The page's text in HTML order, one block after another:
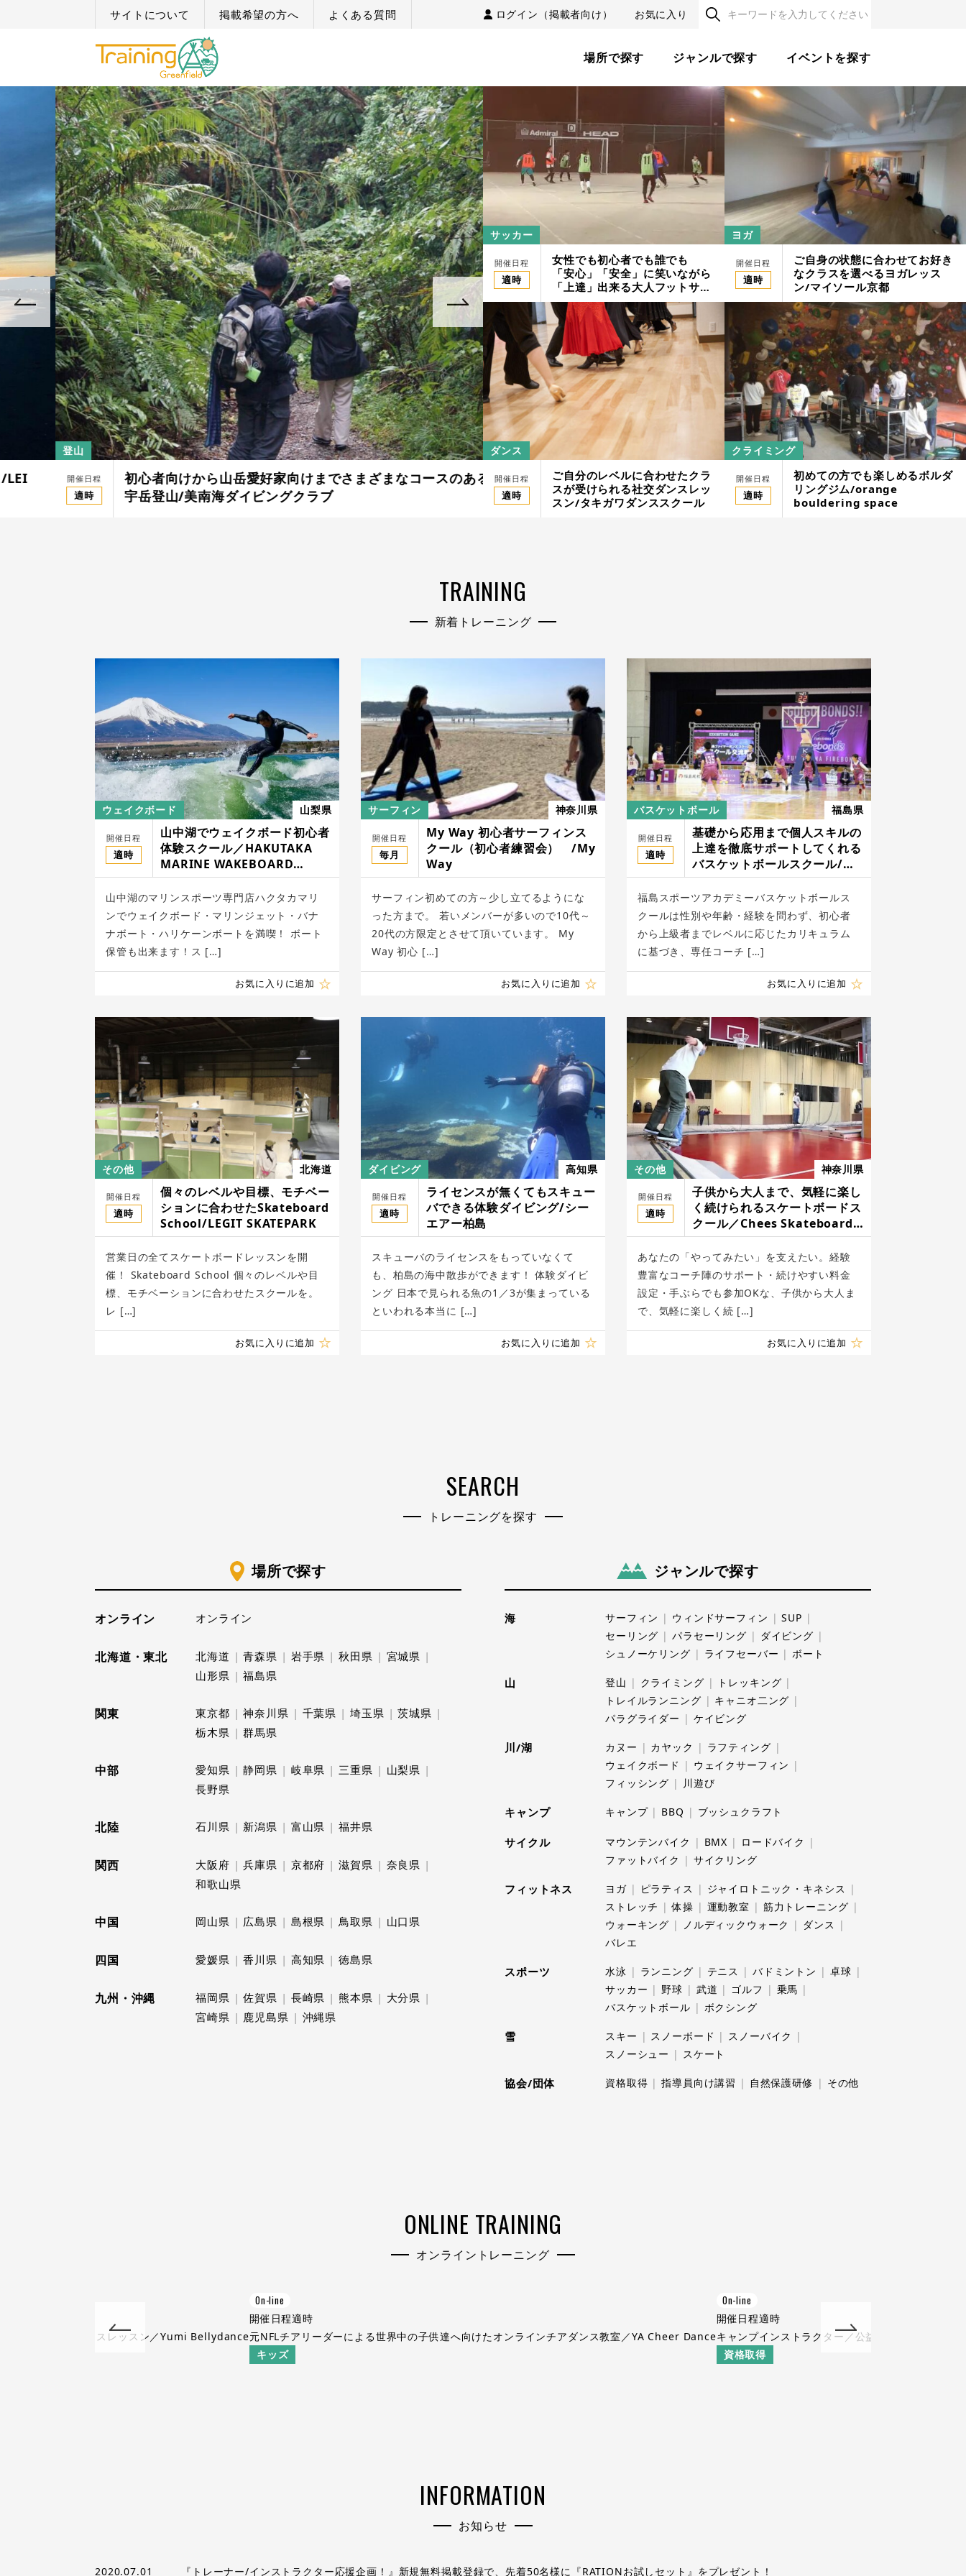
サイトについて 掲載希望の方へ よくある質問 ログイン（掲載者向け） お気に入り
場所で探す ジャンルで探す イベントを探す
開催日程
初心者向けから山岳愛好家向けまでさまざまなコースのある嘉津
宇岳登山/美南海ダイビングクラブ
ウェイクボード
開催日程
適時
山中湖でウェイクボード初心者体験スクール／HAKUTAKA
MARINE WAKEBOARD SCHOOL
サッカー
開催日程
適時
女性でも初心者でも誰でも
「安心」「安全」に笑いながら
「上達」出来る大人フットサル
スクール/スポーツフィールド
PACIFIC筑紫野
ヨガ
開催日程
適時
ご自身の状態に合わせてお好き
なクラスを選べるヨガレッス
ン/マイソール京都
ダンス
開催日程
適時
ご自分のレベルに合わせたクラ
スが受けられる社交ダンスレッ
スン/タキガワダンススクール
クライミング
開催日程
適時
初めての方でも楽しめるボルダ
リングジム/orange
bouldering space
TRAINING
新着トレーニング
ウェイクボード 山梨県
開催日程
適時
山中湖でウェイクボード初心者
体験スクール／HAKUTAKA
MARINE WAKEBOARD
SCHOOL
山中湖のマリンスポーツ専門店ハクタカマリ
ンでウェイクボード・マリンジェット・バナ
ナボート・ハリケーンボートを満喫！ ボート
保管も出来ます！ス […]
お気に入りに追加
サーフィン 神奈川県
開催日程
毎月
My Way 初心者サーフィンス
クール（初心者練習会） /My
Way
サーフィン初めての方～少し立てるようにな
った方まで。 若いメンバーが多いので10代～
20代の方限定とさせて頂いています。 My
Way 初心 […]
お気に入りに追加
バスケットボール 福島県
開催日程
適時
基礎から応用まで個人スキルの
上達を徹底サポートしてくれる
バスケットボールスクール/福
島スポーツアカデミー
福島スポーツアカデミーバスケットボールス
クールは性別や年齢・経験を問わず、初心者
から上級者までレベルに応じたカリキュラム
に基づき、専任コーチ […]
お気に入りに追加
その他 北海道
開催日程
適時
個々のレベルや目標、モチベー
ションに合わせたSkateboard
School/LEGIT SKATEPARK
営業日の全てスケートボードレッスンを開
催！ Skateboard School 個々のレベルや目
標、モチベーションに合わせたスクールを。
レ […]
お気に入りに追加
ダイビング 高知県
開催日程
適時
ライセンスが無くてもスキュー
バできる体験ダイビング/シー
エアー柏島
スキューバのライセンスをもっていなくて
も、柏島の海中散歩ができます！ 体験ダイビ
ング 日本で見られる魚の1／3が集まっている
といわれる本当に […]
お気に入りに追加
その他 神奈川県
開催日程
適時
子供から大人まで、気軽に楽し
く続けられるスケートボードス
クール／Chees Skateboard
School
あなたの「やってみたい」を支えたい。経験
豊富なコーチ陣のサポート・続けやすい料金
設定・手ぶらでも参加OKな、子供から大人ま
で、気軽に楽しく続 […]
お気に入りに追加
SEARCH
トレーニングを探す
場所で探す
オンライン オンライン
北海道・東北 北海道 青森県 岩手県 秋田県
宮城県
山形県
福島県
関東 東京都 神奈川県 千葉県 埼玉県
茨城県
栃木県
群馬県
中部 愛知県 静岡県 岐阜県 三重県
山梨県
長野県
北陸 石川県 新潟県 富山県 福井県
関西 大阪府 兵庫県 京都府 滋賀県
奈良県
和歌山県
中国 岡山県 広島県 島根県 鳥取県 山口県
四国 愛媛県 香川県 高知県 徳島県
九州・沖縄 福岡県 佐賀県 長崎県 熊本県
大分県
宮崎県
鹿児島県 沖縄県
ジャンルで探す
海 サーフィン ウィンドサーフィン
SUP
セーリング
パラセーリング
ダイビング
シュノーケリング
ライフセーバー ボート
山 登山 クライミング
トレッキング
トレイルランニング
キャニオ二ング
パラグライダー
ケイビング
川/湖 カヌー カヤック
ラフティング
ウェイクボード
ウェイクサーフィン
フィッシング
川遊び
キャンプ キャンプ BBQ ブッシュクラフト
サイクル マウンテンバイク BMX
ロードバイク
ファットバイク
サイクリング
フィットネス ヨガ ピラティス
ジャイロトニック・キネシス
ストレッチ
体操 運動教室
筋力トレーニング
ウォーキング
ノルディックウォーク
ダンス
バレエ
スポーツ 水泳 ランニング テニス バドミントン
卓球
サッカー
野球 武道 ゴルフ
乗馬
バスケットボール
ボクシング
雪 スキー スノーボード
スノーバイク
スノーシュー
スケート
協会/団体 資格取得 指導員向け講習 自然保護研修 その他
ONLINE TRAINING
オンライントレーニング
･尼崎のベリーダンスレッスン／Yumi Bellydance
On-line
開催日程適時
元NFLチアリーダーによる世界中の子供達へ向けたオンラインチアダンス教室／YA Cheer Dance
キッズ
On-line
開催日程適時
キャンプインストラクター／公益社団法人日本キャ
資格取得
INFORMATION
お知らせ
2020.07.01 『トレーナー/インストラクター応援企画！』新規無料掲載登録で、先着50名様に『RATIONお試しセット』をプレゼント！